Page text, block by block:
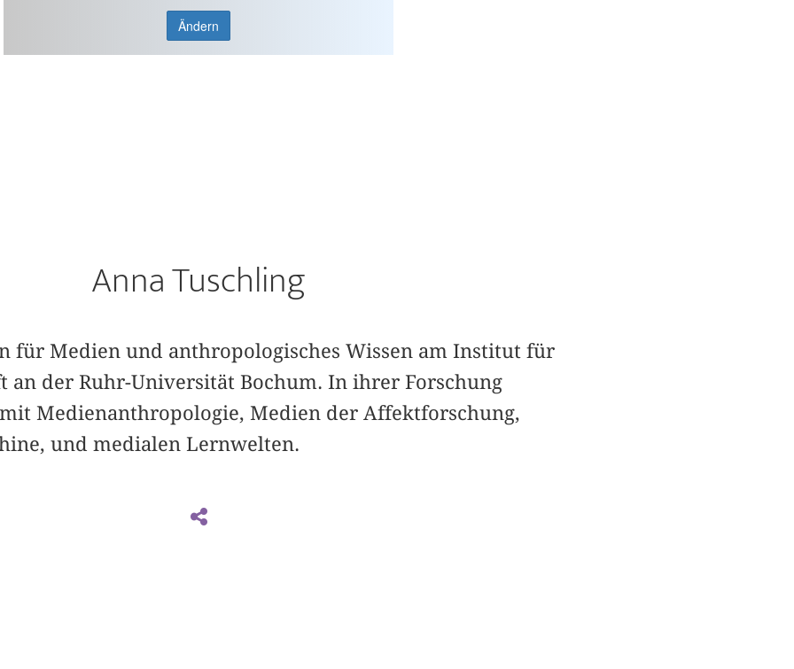
Ändern
Anna Tuschling
für Medien und anthropologisches Wissen am Institut für
an der Ruhr-Universität Bochum. In ihrer Forschung
Medienanthropologie, Medien der Affektforschung,
und medialen Lernwelten.